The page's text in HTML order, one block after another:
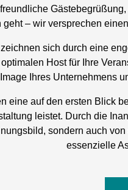
– wir versprechen
sich durch eine
Host für Ihre
Image Ihres Unternehmens
eine auf den ersten Blick
leistet. Durch die
sondern auch
essenzielle